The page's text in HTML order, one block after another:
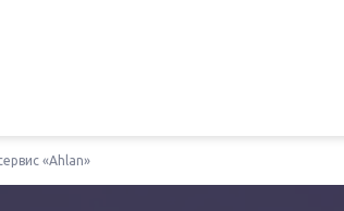
«Ahlan»